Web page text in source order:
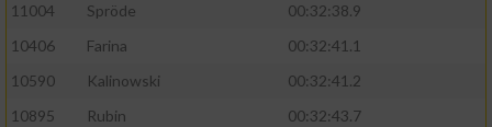
11004
Spröde
00:32:38.9
10406
Farina
00:32:41.1
10590
Kalinowski
00:32:41.2
10895
Rubin
00:32:43.7
Analyse von Zielgruppen durch Statistiken